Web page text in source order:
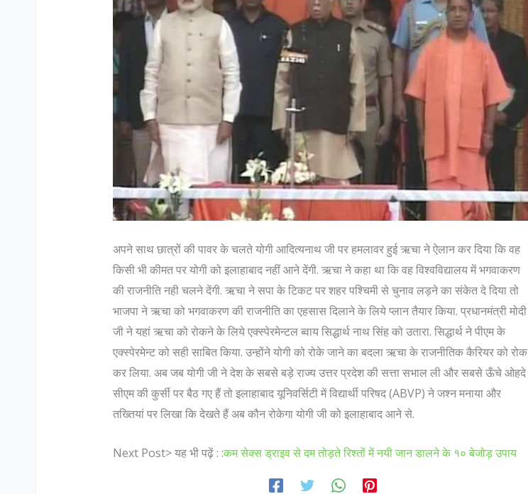
अपने साथ छात्रों की पावर के चलते योगी आदित्यनाथ जी पर हमलावर हुई ऋचा ने ऐलान कर दिया कि वह
किसी भी कीमत पर योगी को इलाहाबाद नहीं आने देंगी. ऋचा ने कहा था कि वह विश्वविद्यालय में भगवाकरण
की राजनीति नही चलने देंगी. ऋचा ने सपा के टिकट पर शहर पश्चिमी से चुनाव लड़ने का संकेत दे दिया तो
भाजपा ने ऋचा को भगवाकरण की राजनीति का एहसास दिलाने के लिये प्लान तैयार किया. प्रधानमंत्री मोदी
जी ने यहां ऋचा को रोकने के लिये एक्स्पेरमेन्टल ब्वाय सिद्धार्थ नाथ सिंह को उतारा. सिद्धार्थ ने पीएम के
एक्स्पेरमेन्ट को सही साबित किया. उन्होंने योगी को रोके जाने का बदला ऋचा के राजनीतिक कैरियर को रोक
कर लिया. अब जब योगी जी ने देश के सबसे बड़े राज्य उत्तर प्रदेश की सत्ता सभाल ली और सबसे ऊँचे ओहदे
सीएम की कुर्सी पर बैठ गए हैं तो इलाहाबाद यूनिवर्सिटी में विद्यार्थी परिषद (ABVP) ने जश्न मनाया और
तख्तियां पर लिखा कि देखते हैं अब कौन रोकेगा योगी जी को इलाहाबाद आने से.
Next Post> यह भी पढ़ें : :कम सेक्स ड्राइव से दम तोड़ते रिश्तों में नयी जान डालने के १० बेजोड़ उपाय